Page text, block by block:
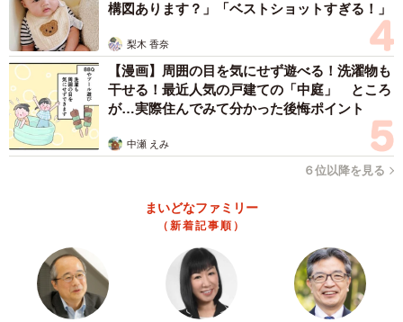
構図あります？」「ベストショットすぎる！」
梨木 香奈
【漫画】周囲の目を気にせず遊べる！洗濯物も
干せる！最近人気の戸建ての「中庭」 ところ
が…実際住んでみて分かった後悔ポイント
中瀬 えみ
６位以降を見る
まいどなファミリー
（新着記事順）